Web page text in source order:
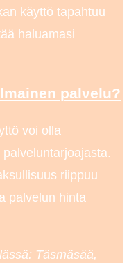
käyttö tapahtuu
haluamasi
palvelu?
voi olla
riippuu
palvelun hinta
Täsmäsää,